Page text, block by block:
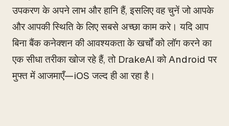
उपकरण के अपने लाभ और हानि हैं, इसलिए वह चुनें जो आपके
और आपकी स्थिति के लिए सबसे अच्छा काम करे। यदि आप
बिना बैंक कनेक्शन की आवश्यकता के खर्चों को लॉग करने का
एक सीधा तरीका खोज रहे हैं, तो DrakeAI को Android पर
मुफ्त में आजमाएँ—iOS जल्द ही आ रहा है।